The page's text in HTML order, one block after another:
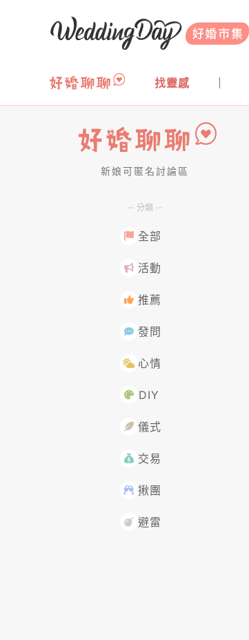
WeddingDay 好婚市集
找靈感
好婚聊聊新娘可匿名討論區
分類
全部
活動
推薦
發問
心情
DIY
儀式
交易
揪團
避雷